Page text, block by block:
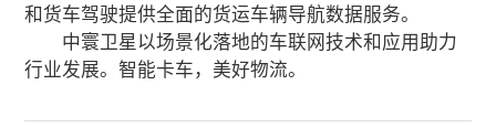
和货车驾驶提供全面的货运车辆导航数据服务。
中寰卫星以场景化落地的车联网技术和应用助力
行业发展。智能卡车，美好物流。